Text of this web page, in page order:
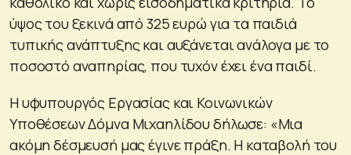
ύψος του ξεκινά από 325 ευρώ για τα παιδιά
τυπικής ανάπτυξης και αυξάνεται ανάλογα με το
ποσοστό αναπηρίας, που τυχόν έχει ένα παιδί.
Η υφυπουργός Εργασίας και Κοινωνικών
Υποθέσεων Δόμνα Μιχαηλίδου δήλωσε: «Μια
ακόμη δέσμευσή μας έγινε πράξη. Η καταβολή του